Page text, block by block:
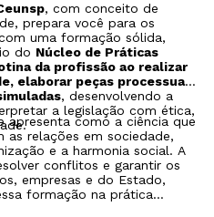
, com conceito de
prepara você para os
uma formação sólida,
do Núcleo de Práticas
da profissão ao realizar
elaborar peças processuais
, desenvolvendo a
a legislação com ética,
apresenta como a ciência que
as relações em sociedade,
e a harmonia social. A
conflitos e garantir os
empresas e do Estado,
formação na prática